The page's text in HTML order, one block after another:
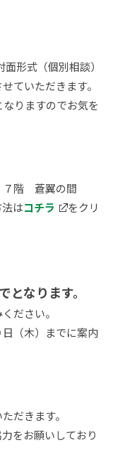
形式（個別相談）
せていただきます。
なりますのでお気を
階 蒼翼の間
はコチラ
をクリ
なります。
ださい。
（木）までに案内
だきます。
をお願いしており